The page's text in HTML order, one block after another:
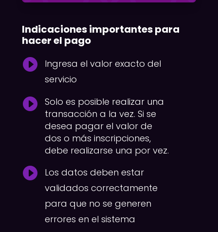
Indicaciones importantes para
hacer el pago

Ingresa el valor exacto del
servicio

Solo es posible realizar una
transacción a la vez. Si se
desea pagar el valor de
dos o más inscripciones,
debe realizarse una por vez.

Los datos deben estar
validados correctamente
para que no se generen
errores en el sistema